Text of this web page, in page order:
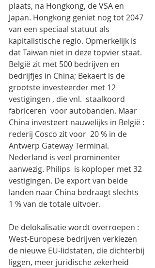
plaats, na Hongkong, de VSA en
Japan. Hongkong geniet nog tot 2047
van een speciaal statuut als
kapitalistische regio. Opmerkelijk is
dat Taiwan niet in deze topvier staat.
België zit met 500 bedrijven en
bedrijfjes in China; Bekaert is de
grootste investeerder met 12
vestigingen , die vnl.  staalkoord
fabriceren  voor autobanden. Maar
China investeert nauwelijks in België :
rederij Cosco zit voor  20 % in de
Antwerp Gateway Terminal.
Nederland is veel prominenter
aanwezig. Philips  is koploper met 32
vestigingen. De export van beide
landen naar China bedraagt slechts
1 % van de totale uitvoer.
De delokalisatie wordt overroepen :
West-Europese bedrijven verkiezen
de nieuwe EU-lidstaten, die dichterbij
liggen, meer juridische zekerheid